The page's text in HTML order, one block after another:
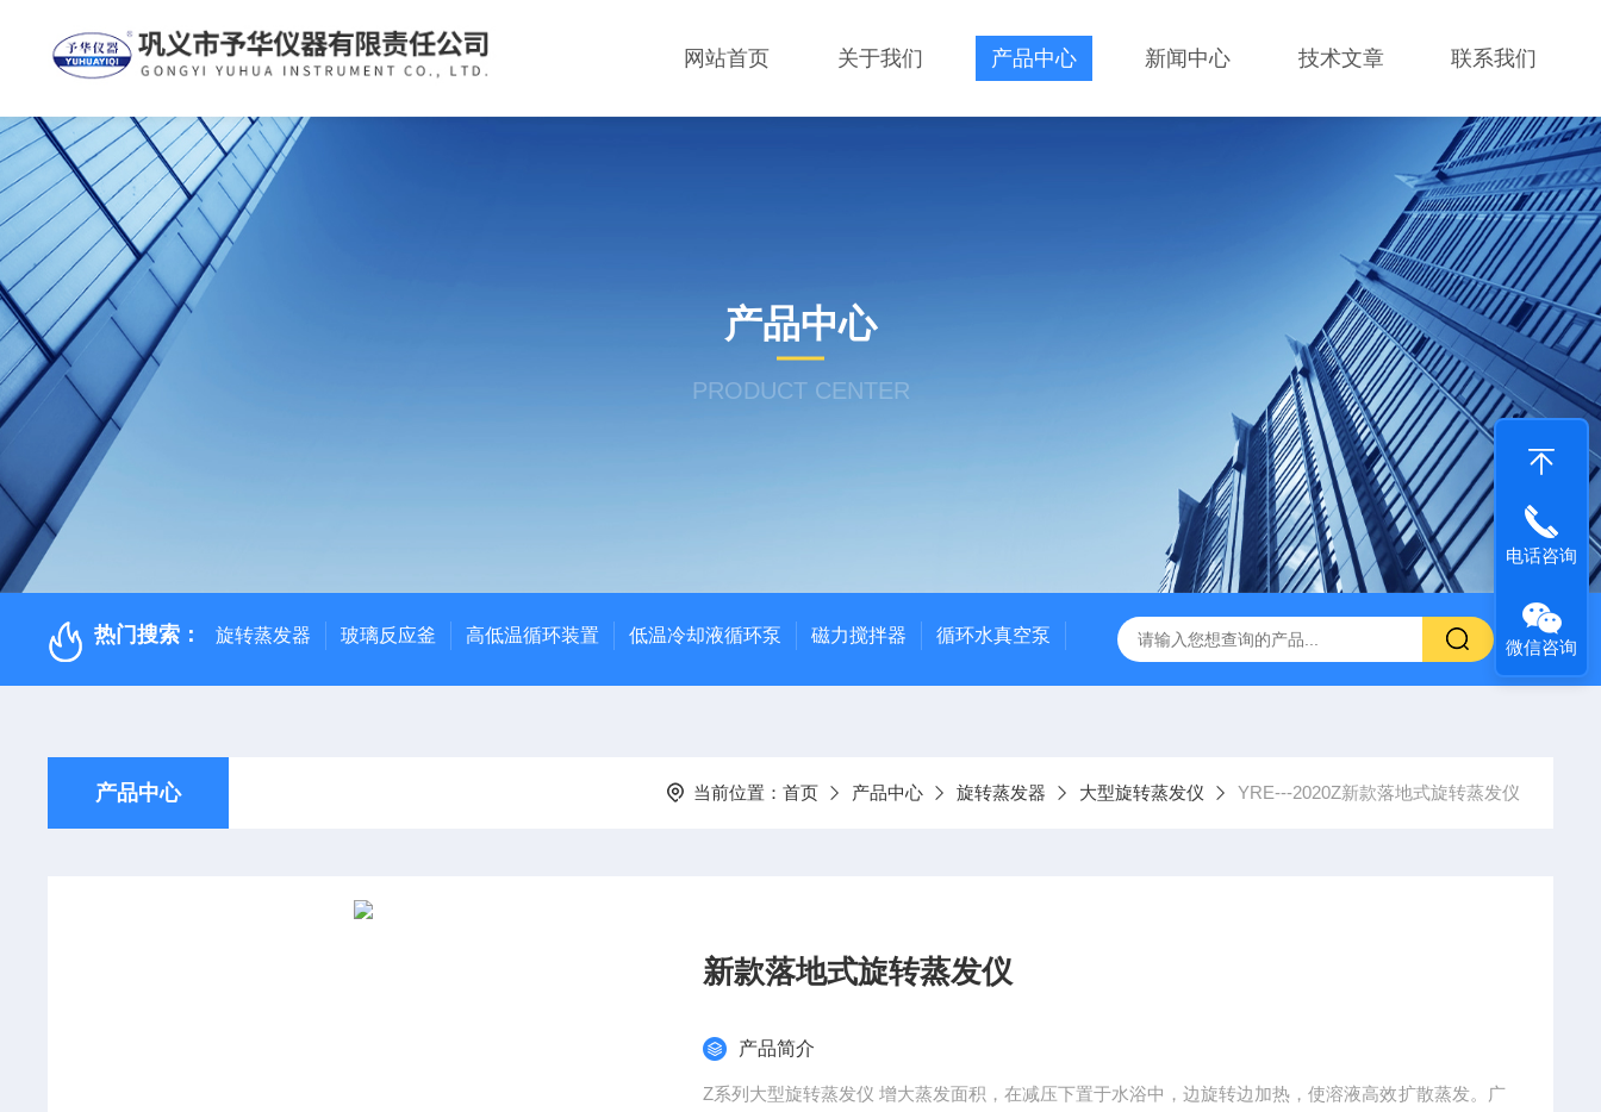
网站首页 关于我们 产品中心 新闻中心 技术文章 联系我们
产品中心
PRODUCT CENTER
热门搜索： 旋转蒸发器 玻璃反应釜 高低温循环装置 低温冷却液循环泵 磁力搅拌器 循环水真空泵
产品中心 当前位置： 首页 产品中心 旋转蒸发器 大型旋转蒸发仪 YRE---2020Z新款落地式旋转蒸发仪
新款落地式旋转蒸发仪
产品简介
Z系列大型旋转蒸发仪 增大蒸发面积，在减压下置于水浴中，边旋转边加热，使溶液高效扩散蒸发。广
电话咨询
微信咨询